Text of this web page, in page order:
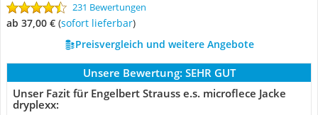
231 Bewertungen
ab 37,00 € ( Sofort lieferbar)
Preisvergleich und weitere Angebote
Unsere Bewertung: SEHR GUT
Unser Fazit für Engelbert Strauss e.s. microflece Jacke
dryplexx: